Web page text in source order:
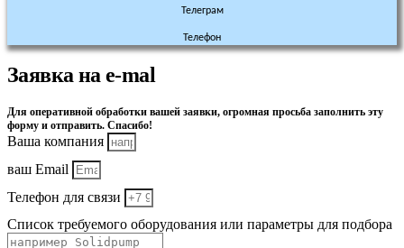
Телеграм
Телефон
Заявка на e-mal
Для оперативной обработки вашей заявки, огромная просьба заполнить эту
форму и отправить. Спасибо!
Ваша компания
ваш Email
Телефон для связи
Список требуемого оборудования или параметры для подбора